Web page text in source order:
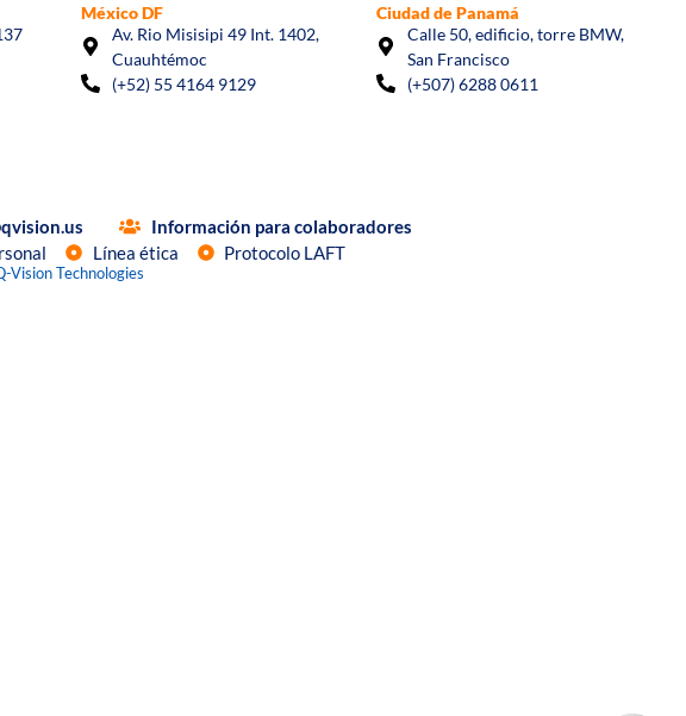
México DF
Av. Rio Misisipi 49 Int. 1402,
Cuauhtémoc
(+52) 55 4164 9129
Ciudad de Panamá
Calle 50, edificio, torre BMW,
San Francisco
(+507) 6288 0611
Información para colaboradores
Línea ética Protocolo LAFT
Vision Technologies